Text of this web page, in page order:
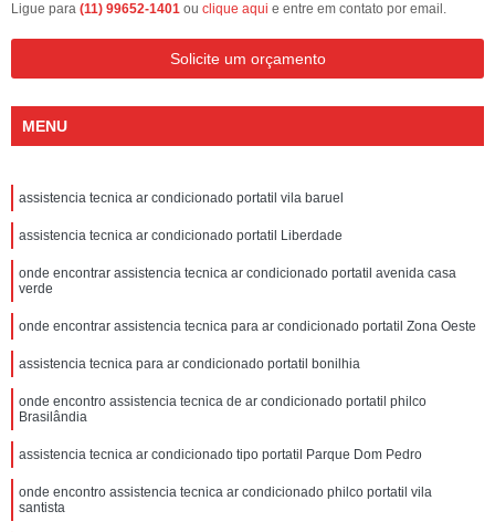
Ligue para (11) 99652-1401 ou clique aqui e entre em contato por email.
Solicite um orçamento
MENU
assistencia tecnica ar condicionado portatil vila baruel
assistencia tecnica ar condicionado portatil Liberdade
onde encontrar assistencia tecnica ar condicionado portatil avenida casa
verde
onde encontrar assistencia tecnica para ar condicionado portatil Zona Oeste
assistencia tecnica para ar condicionado portatil bonilhia
onde encontro assistencia tecnica de ar condicionado portatil philco
Brasilândia
assistencia tecnica ar condicionado tipo portatil Parque Dom Pedro
onde encontro assistencia tecnica ar condicionado philco portatil vila
santista